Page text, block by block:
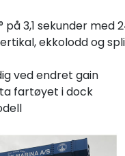
3,1 sekunder med
ekkolodd og
ved endret gain
fartøyet i dock